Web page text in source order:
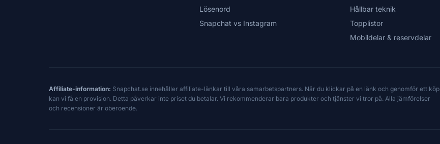
Lösenord
Snapchat vs Instagram
Hållbar teknik
Topplistor
Mobildelar & reservdelar
Affiliate-information: Snapchat.se innehåller affiliate-länkar till våra samarbetspartners. När du klickar på en länk och genomför ett köp
kan vi få en provision. Detta påverkar inte priset du betalar. Vi rekommenderar bara produkter och tjänster vi tror på. Alla jämförelser
och recensioner är oberoende.